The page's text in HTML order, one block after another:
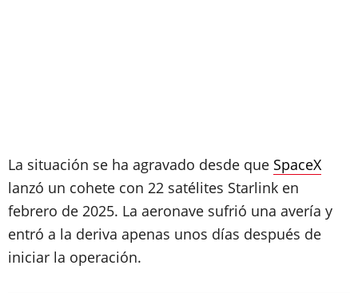
La situación se ha agravado desde que SpaceX
lanzó un cohete con 22 satélites Starlink en
febrero de 2025. La aeronave sufrió una avería y
entró a la deriva apenas unos días después de
iniciar la operación.